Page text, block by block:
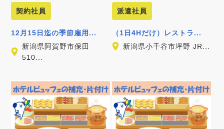
契約社員
12月15日迄の季節雇用...
新潟県阿賀野市保田
510...
派遣社員
（1日4Hだけ）レストラ...
新潟県小千谷市坪野 JR...